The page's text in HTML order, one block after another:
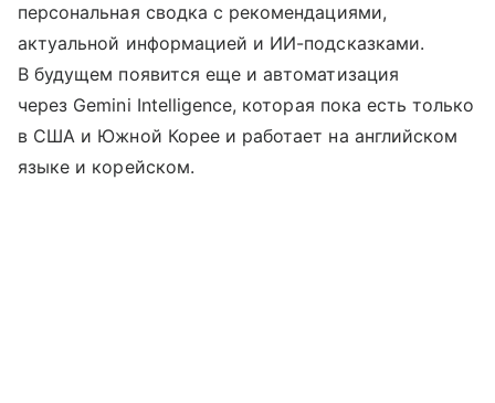
персональная сводка с рекомендациями,
актуальной информацией и ИИ-подсказками.
В будущем появится еще и автоматизация
через Gemini Intelligence, которая пока есть только
в США и Южной Корее и работает на английском
языке и корейском.